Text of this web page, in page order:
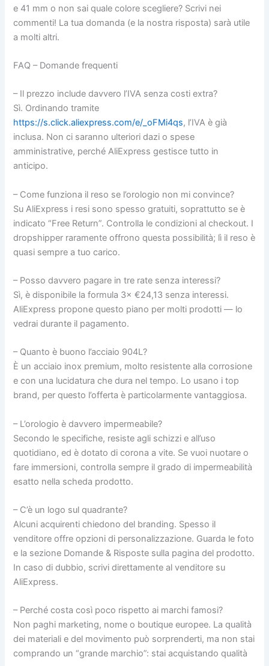
e 41 mm o non sai quale colore scegliere? Scrivi nei
commenti! La tua domanda (e la nostra risposta) sarà utile
a molti altri.
FAQ – Domande frequenti
– Il prezzo include davvero l’IVA senza costi extra?
Sì. Ordinando tramite
https://s.click.aliexpress.com/e/_oFMi4qs, l’IVA è già
inclusa. Non ci saranno ulteriori dazi o spese
amministrative, perché AliExpress gestisce tutto in
anticipo.
– Come funziona il reso se l’orologio non mi convince?
Su AliExpress i resi sono spesso gratuiti, soprattutto se è
indicato “Free Return”. Controlla le condizioni al checkout. I
dropshipper raramente offrono questa possibilità; lì il reso è
quasi sempre a tuo carico.
– Posso davvero pagare in tre rate senza interessi?
Sì, è disponibile la formula 3× €24,13 senza interessi.
AliExpress propone questo piano per molti prodotti — lo
vedrai durante il pagamento.
– Quanto è buono l’acciaio 904L?
È un acciaio inox premium, molto resistente alla corrosione
e con una lucidatura che dura nel tempo. Lo usano i top
brand, per questo l’offerta è particolarmente vantaggiosa.
– L’orologio è davvero impermeabile?
Secondo le specifiche, resiste agli schizzi e all’uso
quotidiano, ed è dotato di corona a vite. Se vuoi nuotare o
fare immersioni, controlla sempre il grado di impermeabilità
esatto nella scheda prodotto.
– C’è un logo sul quadrante?
Alcuni acquirenti chiedono del branding. Spesso il
venditore offre opzioni di personalizzazione. Guarda le foto
e la sezione Domande & Risposte sulla pagina del prodotto.
In caso di dubbio, scrivi direttamente al venditore su
AliExpress.
– Perché costa così poco rispetto ai marchi famosi?
Non paghi marketing, nome o boutique europee. La qualità
dei materiali e del movimento può sorprenderti, ma non stai
comprando un “grande marchio”: stai acquistando qualità